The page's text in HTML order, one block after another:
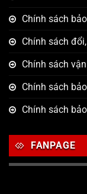
Chính sách
Chính sách
Chính sách
Chính sách
Chính sách
FANPAGE